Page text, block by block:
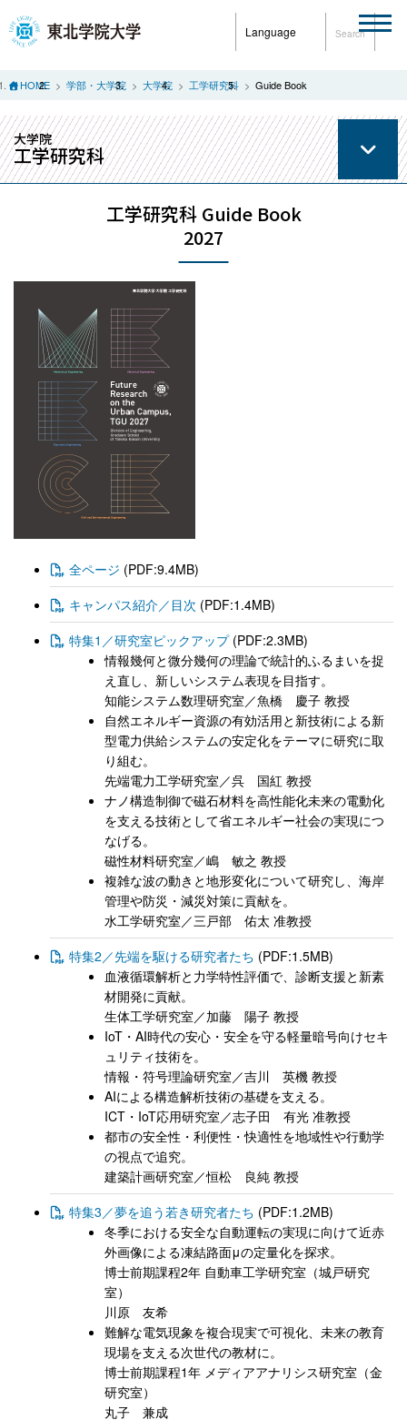
Language Search
HOME 学部・大学院 大学院 工学研究科 Guide Book
大学院
工学研究科
工学研究科 Guide Book
2027
全ページ (PDF:9.4MB)
キャンパス紹介／目次 (PDF:1.4MB)
特集1／研究室ピックアップ (PDF:2.3MB)
情報幾何と微分幾何の理論で統計的ふるまいを捉
え直し、新しいシステム表現を目指す。
知能システム数理研究室／魚橋 慶子 教授
自然エネルギー資源の有効活用と新技術による新
型電力供給システムの安定化をテーマに研究に取
り組む。
先端電力工学研究室／呉 国紅 教授
ナノ構造制御で磁石材料を高性能化未来の電動化
を支える技術として省エネルギー社会の実現につ
なげる。
磁性材料研究室／嶋 敏之 教授
複雑な波の動きと地形変化について研究し、海岸
管理や防災・減災対策に貢献を。
水工学研究室／三戸部 佑太 准教授
特集2／先端を駆ける研究者たち (PDF:1.5MB)
血液循環解析と力学特性評価で、診断支援と新素
材開発に貢献。
生体工学研究室／加藤 陽子 教授
IoT・AI時代の安心・安全を守る軽量暗号向けセキ
ュリティ技術を。
情報・符号理論研究室／吉川 英機 教授
AIによる構造解析技術の基礎を支える。
ICT・IoT応用研究室／志子田 有光 准教授
都市の安全性・利便性・快適性を地域性や行動学
の視点で追究。
建築計画研究室／恒松 良純 教授
特集3／夢を追う若き研究者たち (PDF:1.2MB)
冬季における安全な自動運転の実現に向けて近赤
外画像による凍結路面μの定量化を探求。
博士前期課程2年 自動車工学研究室（城戸研究
室）
川原 友希
難解な電気現象を複合現実で可視化、未来の教育
現場を支える次世代の教材に。
博士前期課程1年 メディアアナリシス研究室（金
研究室）
丸子 兼成